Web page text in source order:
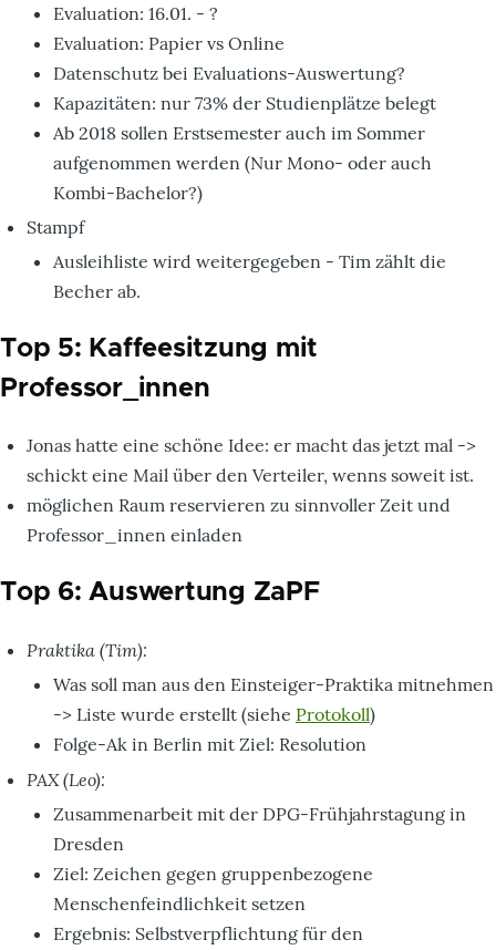
Evaluation: 16.01. - ?
Evaluation: Papier vs Online
Datenschutz bei Evaluations-Auswertung?
Kapazitäten: nur 73% der Studienplätze belegt
Ab 2018 sollen Erstsemester auch im Sommer
aufgenommen werden (Nur Mono- oder auch
Kombi-Bachelor?)
Stampf
Ausleihliste wird weitergegeben - Tim zählt die
Becher ab.
Top 5: Kaffeesitzung mit
Professor_innen
Jonas hatte eine schöne Idee: er macht das jetzt mal ->
schickt eine Mail über den Verteiler, wenns soweit ist.
möglichen Raum reservieren zu sinnvoller Zeit und
Professor_innen einladen
Top 6: Auswertung ZaPF
Praktika (Tim):
Was soll man aus den Einsteiger-Praktika mitnehmen
-> Liste wurde erstellt (siehe Protokoll)
Folge-Ak in Berlin mit Ziel: Resolution
PAX (Leo):
Zusammenarbeit mit der DPG-Frühjahrstagung in
Dresden
Ziel: Zeichen gegen gruppenbezogene
Menschenfeindlichkeit setzen
Ergebnis: Selbstverpflichtung für den